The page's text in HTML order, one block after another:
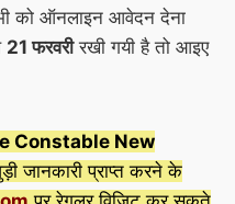
को ऑनलाइन आवेदन देना
21 फरवरीरखी गयी है तो आइए
Constable New
जानकारी प्राप्त करने के